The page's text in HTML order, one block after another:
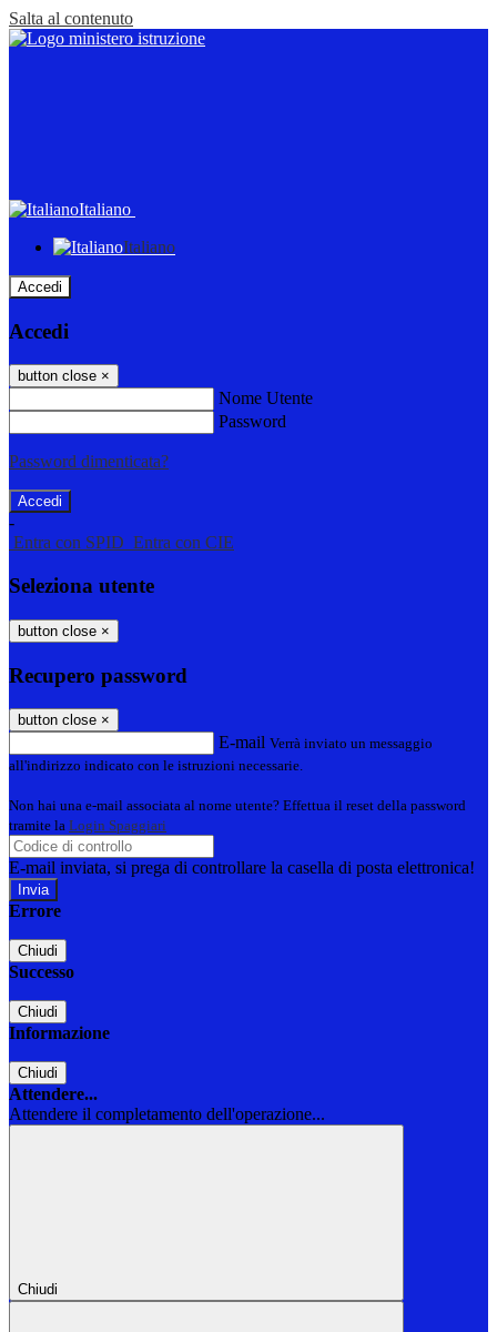
Salta al contenuto
Italiano
Italiano
Accedi
Accedi
button close ×
Nome Utente
Password
Password dimenticata?
-
Entra con SPID Entra con CIE
Seleziona utente
button close ×
Recupero password
button close ×
E-mail Verrà inviato un messaggio
all'indirizzo indicato con le istruzioni necessarie.
Non hai una e-mail associata al nome utente? Effettua il reset della password
tramite la Login Spaggiari
E-mail inviata, si prega di controllare la casella di posta elettronica!
Errore
Chiudi
Successo
Chiudi
Informazione
Chiudi
Attendere...
Attendere il completamento dell'operazione...
Chiudi